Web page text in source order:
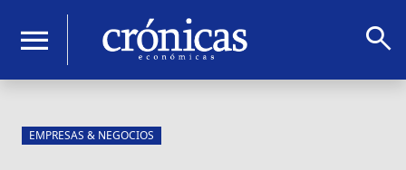
menu search
EMPRESAS & NEGOCIOS